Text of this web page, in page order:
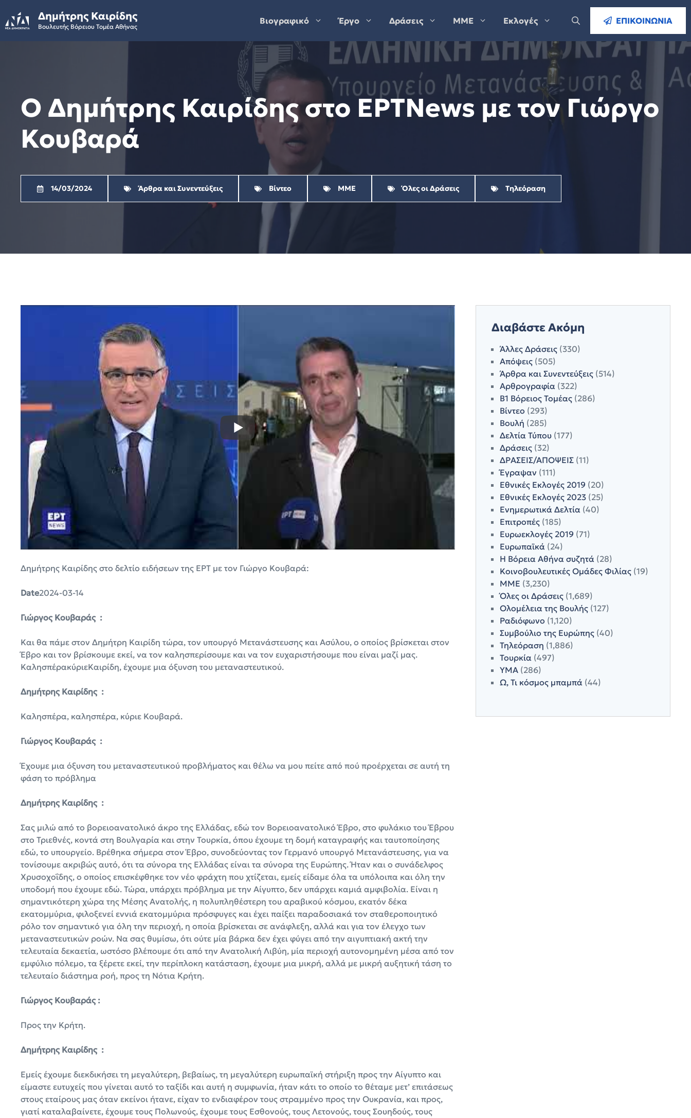
to
content
Δημήτρης Καιρίδης
Βουλευτής Βόρειου Τομέα Αθήνας
Βιογραφικό Έργο Δράσεις ΜΜΕ Εκλογές ΕΠΙΚΟΙΝΩΝΙΑ
Ο Δημήτρης Καιρίδης στο ΕΡΤNews με τον Γιώργο
Κουβαρά
14/03/2024 Άρθρα και Συνεντεύξεις Βίντεο ΜΜΕ Όλες οι Δράσεις Τηλεόραση
Δημήτρης Καιρίδης στο δελτίο ειδήσεων της ΕΡΤ με τον Γιώργο Κουβαρά:
Date2024-03-14
Γιώργος Κουβαράς :
Και θα πάμε στον Δημήτρη Καιρίδη τώρα, τον υπουργό Μετανάστευσης και Ασύλου, ο οποίος βρίσκεται στον
Έβρο και τον βρίσκουμε εκεί, να τον καλησπερίσουμε και να τον ευχαριστήσουμε που είναι μαζί μας.
ΚαλησπέρακύριεΚαιρίδη, έχουμε μια όξυνση του μεταναστευτικού.
Δημήτρης Καιρίδης :
Καλησπέρα, καλησπέρα, κύριε Κουβαρά.
Γιώργος Κουβαράς :
Έχουμε μια όξυνση του μεταναστευτικού προβλήματος και θέλω να μου πείτε από πού προέρχεται σε αυτή τη
φάση το πρόβλημα
Δημήτρης Καιρίδης :
Σας μιλώ από το βορειοανατολικό άκρο της Ελλάδας, εδώ τον Βορειοανατολικό Έβρο, στο φυλάκιο του Έβρου
στο Τριεθνές, κοντά στη Βουλγαρία και στην Τουρκία, όπου έχουμε τη δομή καταγραφής και ταυτοποίησης
εδώ, το υπουργείο. Βρέθηκα σήμερα στον Έβρο, συνοδεύοντας τον Γερμανό υπουργό Μετανάστευσης, για να
τονίσουμε ακριβώς αυτό, ότι τα σύνορα της Ελλάδας είναι τα σύνορα της Ευρώπης. Ήταν και ο συνάδελφος
Χρυσοχοΐδης, ο οποίος επισκέφθηκε τον νέο φράχτη που χτίζεται, εμείς είδαμε όλα τα υπόλοιπα και όλη την
υποδομή που έχουμε εδώ. Τώρα, υπάρχει πρόβλημα με την Αίγυπτο, δεν υπάρχει καμιά αμφιβολία. Είναι η
σημαντικότερη χώρα της Μέσης Ανατολής, η πολυπληθέστερη του αραβικού κόσμου, εκατόν δέκα
εκατομμύρια, φιλοξενεί εννιά εκατομμύρια πρόσφυγες και έχει παίξει παραδοσιακά τον σταθεροποιητικό
ρόλο τον σημαντικό για όλη την περιοχή, η οποία βρίσκεται σε ανάφλεξη, αλλά και για τον έλεγχο των
μεταναστευτικών ροών. Να σας θυμίσω, ότι ούτε μία βάρκα δεν έχει φύγει από την αιγυπτιακή ακτή την
τελευταία δεκαετία, ωστόσο βλέπουμε ότι από την Ανατολική Λιβύη, μία περιοχή αυτονομημένη μέσα από τον
εμφύλιο πόλεμο, τα ξέρετε εκεί, την περίπλοκη κατάσταση, έχουμε μια μικρή, αλλά με μικρή αυξητική τάση το
τελευταίο διάστημα ροή, προς τη Νότια Κρήτη.
Γιώργος Κουβαράς :
Προς την Κρήτη.
Δημήτρης Καιρίδης :
Εμείς έχουμε διεκδικήσει τη μεγαλύτερη, βεβαίως, τη μεγαλύτερη ευρωπαϊκή στήριξη προς την Αίγυπτο και
είμαστε ευτυχείς που γίνεται αυτό το ταξίδι και αυτή η συμφωνία, ήταν κάτι το οποίο το θέταμε μετ’ επιτάσεως
στους εταίρους μας όταν εκείνοι ήτανε, είχαν το ενδιαφέρον τους στραμμένο προς την Ουκρανία, και προς,
γιατί καταλαβαίνετε, έχουμε τους Πολωνούς, έχουμε τους Εσθονούς, τους Λετονούς, τους Σουηδούς, τους
Διαβάστε Ακόμη
Άλλες Δράσεις(330)
Απόψεις(505)
Άρθρα και Συνεντεύξεις(514)
Αρθρογραφία(322)
Β1 Βόρειος Τομέας(286)
Βίντεο (293)
Βουλή (285)
Δελτία Τύπου(177)
Δράσεις(32)
ΔΡΑΣΕΙΣ/ΑΠΟΨΕΙΣ(11)
Έγραψαν (111)
Εθνικές Εκλογές 2019 (20)
Εθνικές Εκλογές 2023(25)
Ενημερωτικά Δελτία(40)
Επιτροπές(185)
Ευρωεκλογές 2019 (71)
Ευρωπαϊκά(24)
Η Βόρεια Αθήνα συζητά(28)
Κοινοβουλευτικές Ομάδες Φιλίας(19)
ΜΜΕ (3,230)
Όλες οι Δράσεις(1,689)
Ολομέλεια της Βουλής(127)
Ραδιόφωνο (1,120)
Συμβούλιο της Ευρώπης(40)
Τηλεόραση (1,886)
Τουρκία(497)
ΥΜΑ(286)
Ω, Τι κόσμος μπαμπά(44)